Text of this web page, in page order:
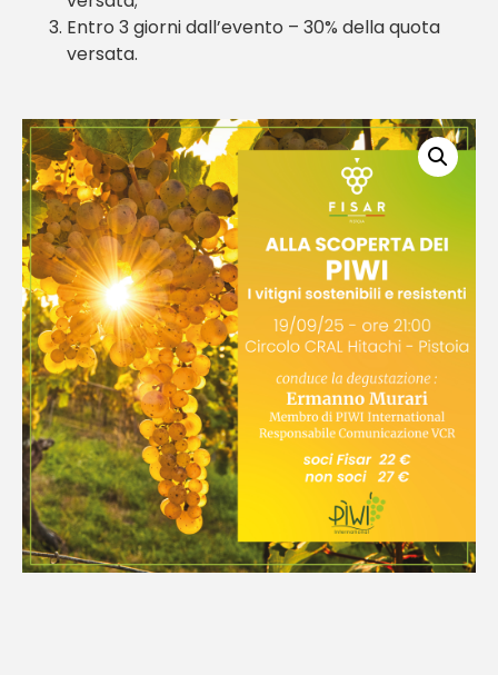
Entro 3 giorni dall’evento – 30% della quota
versata.